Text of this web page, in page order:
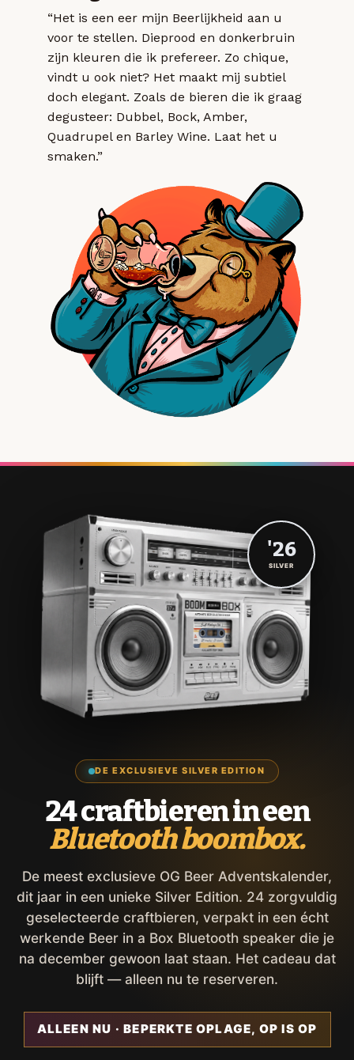
“Het is een eer mijn Beerlijkheid aan u
voor te stellen. Dieprood en donkerbruin
zijn kleuren die ik prefereer. Zo chique,
vindt u ook niet? Het maakt mij subtiel
doch elegant. Zoals de bieren die ik graag
degusteer: Dubbel, Bock, Amber,
Quadrupel en Barley Wine. Laat het u
smaken.”
DE EXCLUSIEVE SILVER EDITION
24 craftbieren in een
Bluetooth boombox.
De meest exclusieve OG Beer Adventskalender,
dit jaar in een unieke Silver Edition. 24 zorgvuldig
geselecteerde craftbieren, verpakt in een écht
werkende Beer in a Box Bluetooth speaker die je
na december gewoon laat staan. Het cadeau dat
blijft — alleen nu te reserveren.
ALLEEN NU · BEPERKTE OPLAGE, OP IS OP
'26
SILVER